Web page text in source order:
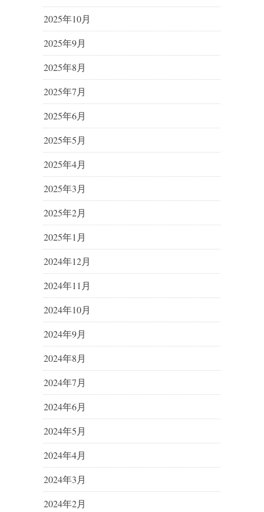
2025年10月
2025年9月
2025年8月
2025年7月
2025年6月
2025年5月
2025年4月
2025年3月
2025年2月
2025年1月
2024年12月
2024年11月
2024年10月
2024年9月
2024年8月
2024年7月
2024年6月
2024年5月
2024年4月
2024年3月
2024年2月